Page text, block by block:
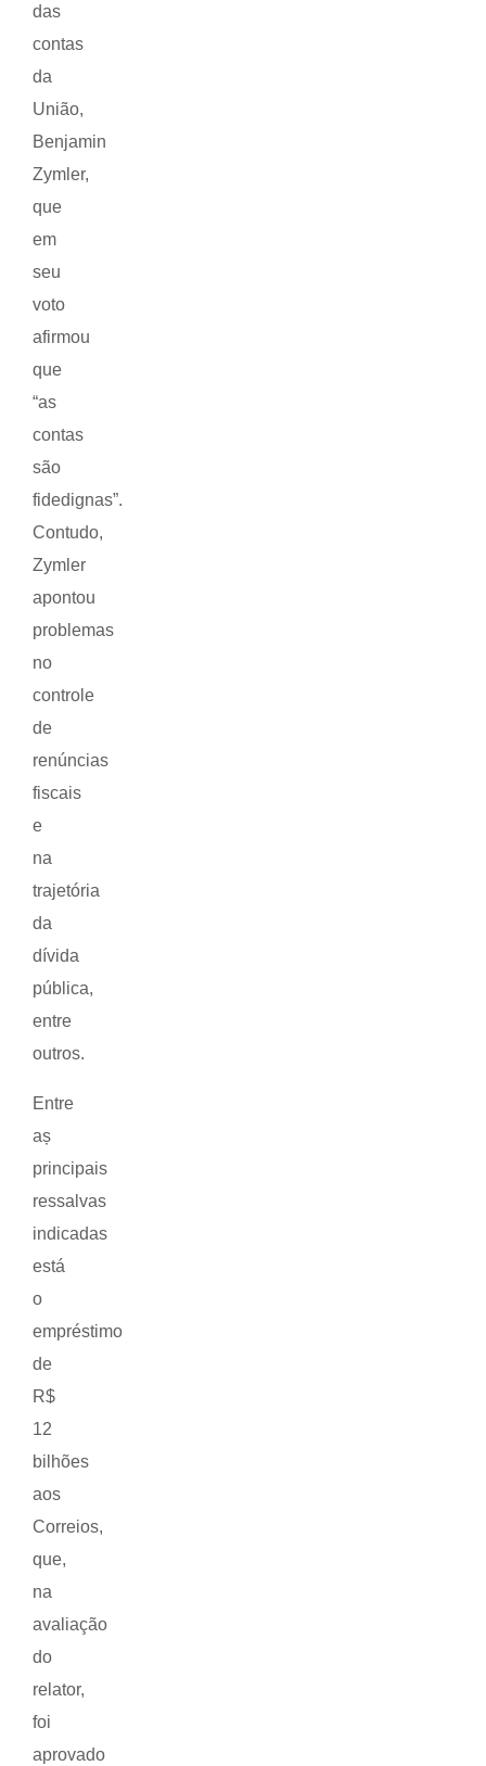
das
contas
da
União,
Benjamin
Zymler,
que
em
seu
voto
afirmou
que
“as
contas
são
fidedignas”.
Contudo,
Zymler
apontou
problemas
no
controle
de
renúncias
fiscais
e
na
trajetória
da
dívida
pública,
entre
outros.
Entre
aș
principais
ressalvas
indicadas
está
o
empréstimo
de
R$
12
bilhões
aos
Correios,
que,
na
avaliação
do
relator,
foi
aprovado